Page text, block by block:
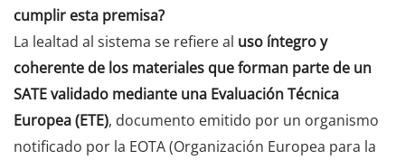
cumplir esta premisa?
La lealtad al sistema se refiere al uso íntegro y
coherente de los materiales que forman parte de un
SATE validado mediante una Evaluación Técnica
Europea (ETE), documento emitido por un organismo
notificado por la EOTA (Organización Europea para la